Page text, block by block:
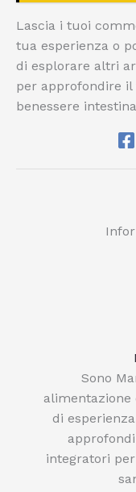
Lascia i tuoi
tua esperienza o
di esplorare altri
per approfondire
benessere
Sono
alimentazione
di
integratori